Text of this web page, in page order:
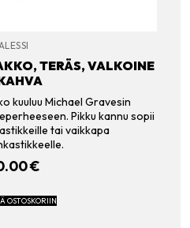
TERÄS, VALKOINE
kuuluu Michael Gravesin
Pikku kannu sopii
tai vaikkapa
€
OSTOSKORIIN